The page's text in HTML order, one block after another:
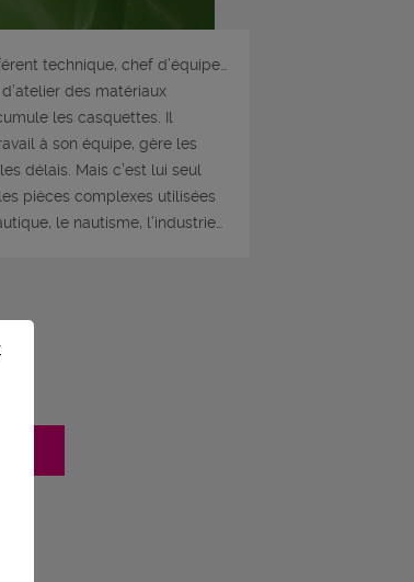
technique, chef d’équipe…
des matériaux
les casquettes. Il
à son équipe, gère les
délais. Mais c’est lui seul
pièces complexes utilisées
le nautisme, l’industrie…